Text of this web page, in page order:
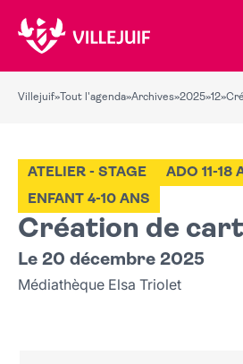
Villejuif» Tout l'agenda»Archives»2025»12»
Création de
ATELIER - STAGE ADO 11-18
ENFANT 4-10 ANS
Le 20 décembre 2025
Médiathèque Elsa Triolet